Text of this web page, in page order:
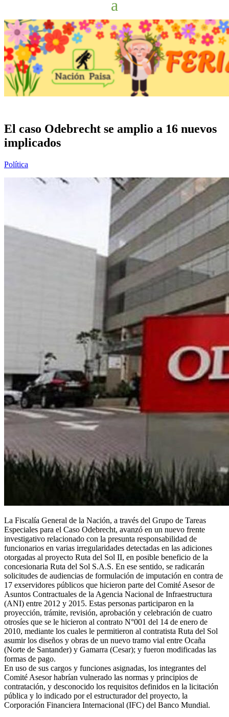
El caso Odebrecht se amplio a 16 nuevos
implicados
Política
La Fiscalía General de la Nación, a través del Grupo de Tareas
Especiales para el Caso Odebrecht, avanzó en un nuevo frente
investigativo relacionado con la presunta responsabilidad de
funcionarios en varias irregularidades detectadas en las adiciones
otorgadas al proyecto Ruta del Sol II, en posible beneficio de la
concesionaria Ruta del Sol S.A.S. En ese sentido, se radicarán
solicitudes de audiencias de formulación de imputación en contra de
17 exservidores públicos que hicieron parte del Comité Asesor de
Asuntos Contractuales de la Agencia Nacional de Infraestructura
(ANI) entre 2012 y 2015. Estas personas participaron en la
proyección, trámite, revisión, aprobación y celebración de cuatro
otrosíes que se le hicieron al contrato N°001 del 14 de enero de
2010, mediante los cuales le permitieron al contratista Ruta del Sol
asumir los diseños y obras de un nuevo tramo vial entre Ocaña
(Norte de Santander) y Gamarra (Cesar); y fueron modificadas las
formas de pago.
En uso de sus cargos y funciones asignadas, los integrantes del
Comité Asesor habrían vulnerado las normas y principios de
contratación, y desconocido los requisitos definidos en la licitación
pública y lo indicado por el estructurador del proyecto, la
Corporación Financiera Internacional (IFC) del Banco Mundial.